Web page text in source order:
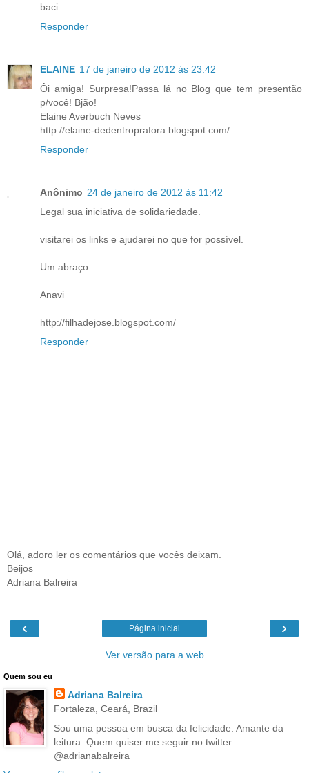
baci
Responder
ELAINE 17 de janeiro de 2012 às 23:42
Ôi amiga! Surpresa!Passa lá no Blog que tem presentão
p/você! Bjão!
Elaine Averbuch Neves
http://elaine-dedentroprafora.blogspot.com/
Responder
Anônimo 24 de janeiro de 2012 às 11:42
Legal sua iniciativa de solidariedade.
visitarei os links e ajudarei no que for possível.
Um abraço.
Anavi
http://filhadejose.blogspot.com/
Responder
Olá, adoro ler os comentários que vocês deixam.
Beijos
Adriana Balreira
‹ ›
Página inicial
Ver versão para a web
Quem sou eu
Adriana Balreira
Fortaleza, Ceará, Brazil
Sou uma pessoa em busca da felicidade. Amante da
leitura. Quem quiser me seguir no twitter:
@adrianabalreira